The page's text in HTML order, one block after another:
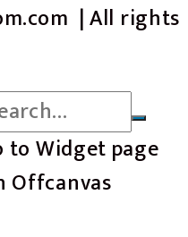
| All rights
to Widget page
Offcanvas